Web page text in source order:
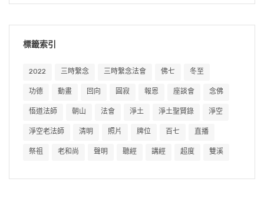
標籤索引
2022 三時繫念 三時繫念法會 佛七 冬至
功德 動畫 回向 圓寂 報恩 座談會 念佛
悟道法師 朝山 法會 淨土 淨土聖賢錄 淨空
淨空老法師 清明 照片 牌位 百七 直播
祭祖 老和尚 聲明 聽經 講經 超度 雙溪